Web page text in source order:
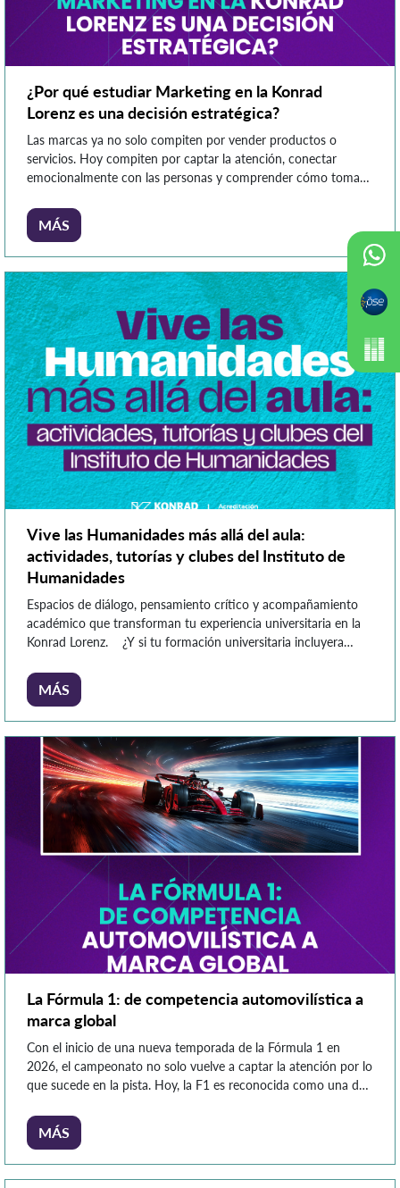
¿Por qué estudiar Marketing en la Konrad
Lorenz es una decisión estratégica?
Las marcas ya no solo compiten por vender productos o
servicios. Hoy compiten por captar la atención, conectar
emocionalmente con las personas y comprender cómo toman
cambiantes. En este contexto, el marketing se ha convertido
en una disciplina estratégica para las organizaciones. Las
MÁS
Vive las Humanidades más allá del aula:
actividades, tutorías y clubes del Instituto de
Humanidades
Espacios de diálogo, pensamiento crítico y acompañamiento
académico que transforman tu experiencia universitaria en la
Konrad Lorenz. ¿Y si tu formación universitaria incluyera
distintos lugares? En el Instituto de Humanidades creemos
que aprender también sucede cuando dialogas, cuestionas,
MÁS
La Fórmula 1: de competencia automovilística a
marca global
Con el inicio de una nueva temporada de la Fórmula 1 en
2026, el campeonato no solo vuelve a captar la atención por lo
que sucede en la pista. Hoy, la F1 es reconocida como una de
una presencia global que trasciende el automovilismo. Este […]
MÁS